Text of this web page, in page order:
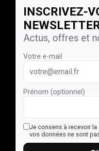
INSCRIVEZ-
Actus, offres et
Votre e-mail
Prénom (optionnel)
Je consens à recevoir la
vos données ne sont